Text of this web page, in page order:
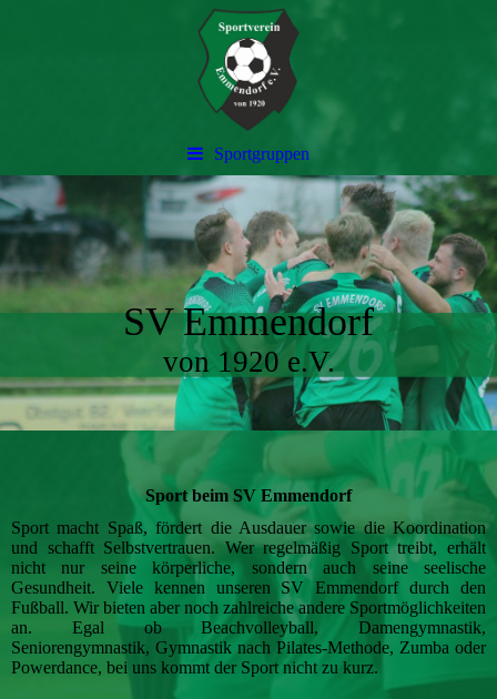
Sportgruppen
SV Emmendorf
von 1920 e.V.
Sport beim SV Emmendorf
Sport macht Spaß, fördert die Ausdauer sowie die Koordination
und schafft Selbstvertrauen. Wer regelmäßig Sport treibt, erhält
nicht nur seine körperliche, sondern auch seine seelische
Gesundheit. Viele kennen unseren SV Emmendorf durch den
Fußball. Wir bieten aber noch zahlreiche andere Sportmöglichkeiten
an. Egal ob Beachvolleyball, Damengymnastik,
Seniorengymnastik, Gymnastik nach Pilates-Methode, Zumba oder
Powerdance, bei uns kommt der Sport nicht zu kurz.